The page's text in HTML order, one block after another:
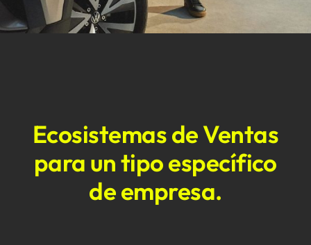
Ecosistemas de Ventas
para un tipo específico
de empresa.